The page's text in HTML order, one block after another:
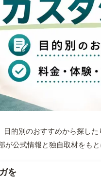
的別のおすすめから探し
公式情報と独自取材をもと
を